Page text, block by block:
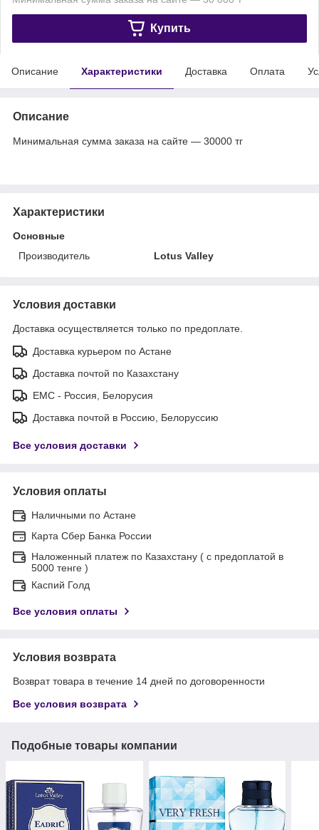
Купить
Описание Характеристики Доставка Оплата
Описание
Минимальная сумма заказа на сайте — 30000 тг
Характеристики
Основные
Производитель
Lotus Valley
Условия доставки
Доставка осуществляется только по предоплате.
Доставка курьером по Астане
Доставка почтой по Казахстану
ЕМС - Россия, Белорусия
Доставка почтой в Россию, Белоруссию
Все условия доставки
Условия оплаты
Наличными по Астане
Карта Сбер Банка России
Наложенный платеж по Казахстану ( с предоплатой в
5000 тенге )
Каспий Голд
Все условия оплаты
Условия возврата
Возврат товара в течение 14 дней по договоренности
Все условия возврата
Подобные товары компании